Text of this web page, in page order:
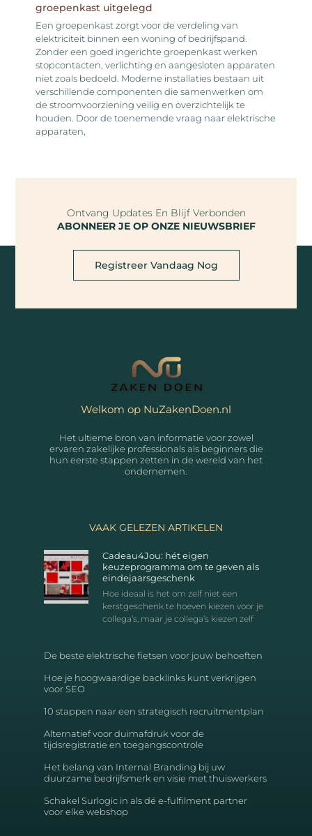
groepenkast uitgelegd
Een groepenkast zorgt voor de verdeling van
elektriciteit binnen een woning of bedrijfspand.
Zonder een goed ingerichte groepenkast werken
stopcontacten, verlichting en aangesloten apparaten
niet zoals bedoeld. Moderne installaties bestaan uit
verschillende componenten die samenwerken om
de stroomvoorziening veilig en overzichtelijk te
houden. Door de toenemende vraag naar elektrische
apparaten,
Ontvang Updates En Blijf Verbonden
ABONNEER JE OP ONZE NIEUWSBRIEF
Registreer Vandaag Nog
Welkom op NuZakenDoen.nl
Het ultieme bron van informatie voor zowel
ervaren zakelijke professionals als beginners die
hun eerste stappen zetten in de wereld van het
ondernemen.
VAAK GELEZEN ARTIKELEN
Cadeau4Jou: hét eigen
keuzeprogramma om te geven als
eindejaarsgeschenk
Hoe ideaal is het om zelf niet een
kerstgeschenk te hoeven kiezen voor je
collega’s, maar je collega’s kiezen zelf
De beste elektrische fietsen voor jouw behoeften
Hoe je hoogwaardige backlinks kunt verkrijgen
voor SEO
10 stappen naar een strategisch recruitmentplan
Alternatief voor duimafdruk voor de
tijdsregistratie en toegangscontrole
Het belang van Internal Branding bij uw
duurzame bedrijfsmerk en visie met thuiswerkers
Schakel Surlogic in als dé e-fulfilment partner
voor elke webshop